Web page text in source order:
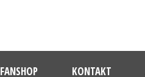
FANSHOP KONTAKT